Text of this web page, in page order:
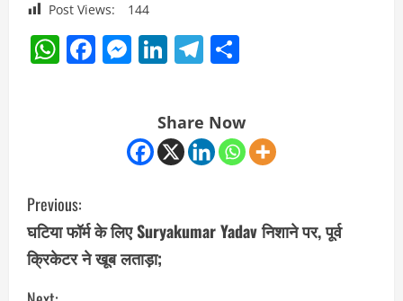
Post Views: 144
WhatsApp
Facebook
Messenger
LinkedIn
Telegram
Share Now
C
o
n
Previous:
घटिया फॉर्म के लिए Suryakumar Yadav निशाने पर, पूर्व
क्रिकेटर ने खूब लताड़ा;